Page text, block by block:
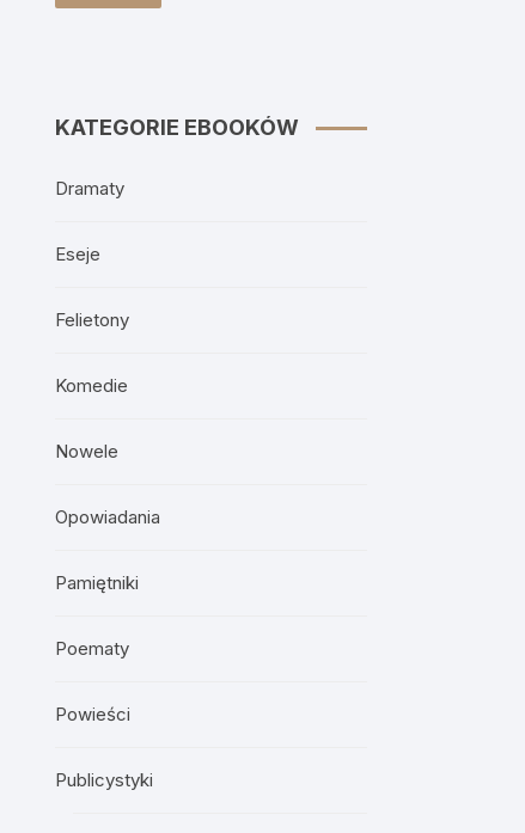
KATEGORIE EBOOKÓW
Dramaty
Eseje
Felietony
Komedie
Nowele
Opowiadania
Pamiętniki
Poematy
Powieści
Publicystyki